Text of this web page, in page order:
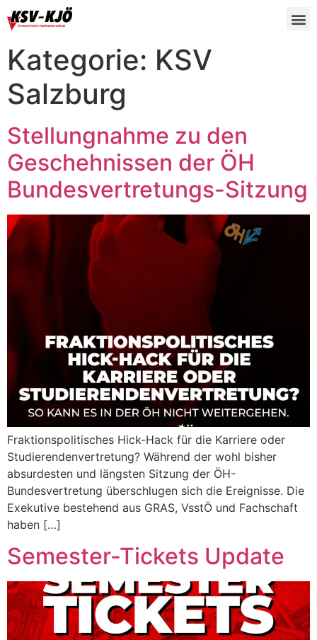
Kategorie: KSV
Salzburg
Stellungnahme zu den
Geschehnissen der ÖH
Bundesvertretungs-Sitzung
Fraktionspolitisches Hick-Hack für die Karriere oder
Studierendenvertretung? Während der wohl bisher
absurdesten und längsten Sitzung der ÖH-
Bundesvertretung überschlugen sich die Ereignisse. Die
Exekutive bestehend aus GRAS, VsstÖ und Fachschaft
haben […]
Semester-Tickets Update